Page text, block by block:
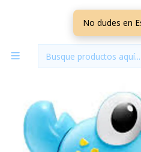
Jugueteria Cangrejo
No dudes en